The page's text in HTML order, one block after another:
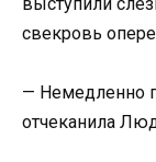
свекровь
— Немедленно
отчеканила